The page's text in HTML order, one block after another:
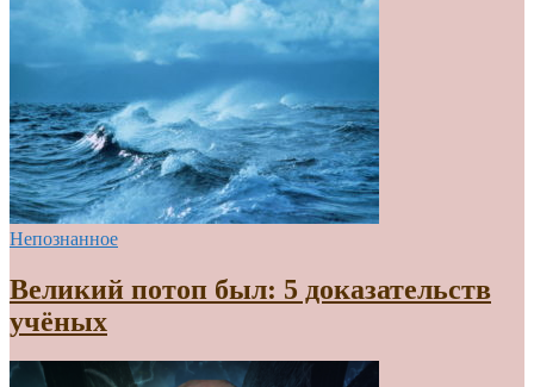
Непознанное
Великий потоп был: 5 доказательств
учёных